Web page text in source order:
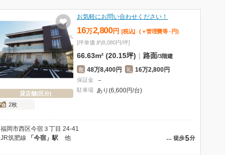
貸店舗(区分)
2枚
お気軽にお問い合わせください！
16万2,800 円 [税込] (＋管理費等 - 円)
[坪単価 約8,080円/坪]
66.63m² (20.15坪) | 路面/3階建
敷 48万8,400円 礼 16万2,800円
保証金 －
駐車場 あり(6,600円/台)
福岡市西区今宿３丁目 24-41
… 徒歩5分
JR筑肥線 「今宿」駅 他